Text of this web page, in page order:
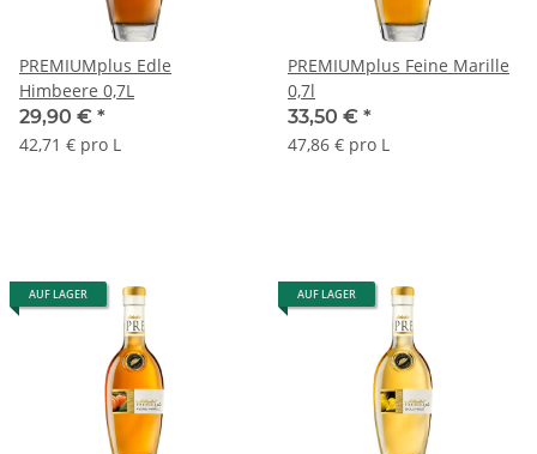
PREMIUMplus Edle
Himbeere 0,7L
29,90 € *
42,71 € pro L
PREMIUMplus Feine Marille
0,7l
33,50 € *
47,86 € pro L
AUF LAGER AUF LAGER